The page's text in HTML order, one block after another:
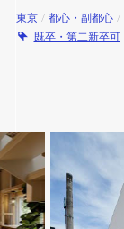
東京 / 都心・副都心 /
既卒・第二新卒可